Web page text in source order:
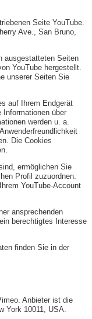
Seite YouTube.
Ave., San Bruno,
ausgestatteten Seiten
YouTube hergestellt.
unserer Seiten Sie
auf Ihrem Endgerät
Informationen über
werden u. a.
Die Cookies
ermöglichen Sie
Profil zuzuordnen.
YouTube-Account
ansprechenden
berechtigtes Interesse
finden Sie in der
Anbieter ist die
York 10011, USA.